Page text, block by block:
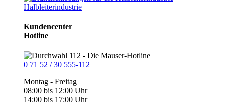
Halbleiterindustrie
Kundencenter
Hotline
0 71 52 / 30 555-112
Montag - Freitag
08:00 bis 12:00 Uhr
14:00 bis 17:00 Uhr